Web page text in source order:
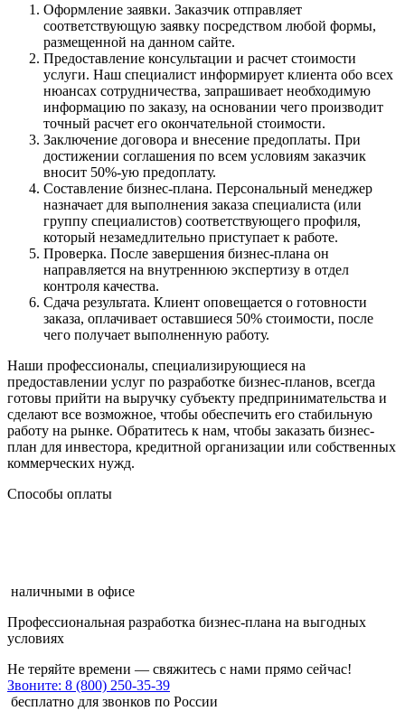
Оформление заявки. Заказчик отправляет
соответствующую заявку посредством любой формы,
размещенной на данном сайте.
Предоставление консультации и расчет стоимости
услуги. Наш специалист информирует клиента обо всех
нюансах сотрудничества, запрашивает необходимую
информацию по заказу, на основании чего производит
точный расчет его окончательной стоимости.
Заключение договора и внесение предоплаты. При
достижении соглашения по всем условиям заказчик
вносит 50%-ую предоплату.
Составление бизнес-плана. Персональный менеджер
назначает для выполнения заказа специалиста (или
группу специалистов) соответствующего профиля,
который незамедлительно приступает к работе.
Проверка. После завершения бизнес-плана он
направляется на внутреннюю экспертизу в отдел
контроля качества.
Сдача результата. Клиент оповещается о готовности
заказа, оплачивает оставшиеся 50% стоимости, после
чего получает выполненную работу.
Наши профессионалы, специализирующиеся на
предоставлении услуг по разработке бизнес-планов, всегда
готовы прийти на выручку субъекту предпринимательства и
сделают все возможное, чтобы обеспечить его стабильную
работу на рынке. Обратитесь к нам, чтобы заказать бизнес-
план для инвестора, кредитной организации или собственных
коммерческих нужд.
Способы оплаты
наличными в офисе
Профессиональная разработка бизнес-плана на выгодных
условиях
Не теряйте времени ― свяжитесь с нами прямо сейчас!
Звоните: 8 (800) 250-35-39
бесплатно для звонков по России